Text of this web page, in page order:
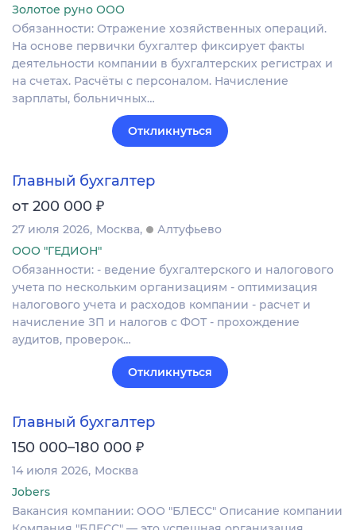
Золотое руно ООО
Обязанности: Отражение хозяйственных операций.
На основе первички бухгалтер фиксирует факты
деятельности компании в бухгалтерских регистрах и
на счетах. Расчёты с персоналом. Начисление
зарплаты, больничных…
Откликнуться
Главный бухгалтер
от 200 000 ₽
27 июля 2026 Москва
Алтуфьево
ООО "ГЕДИОН"
Обязанности: - ведение бухгалтерского и налогового
учета по нескольким организациям - оптимизация
налогового учета и расходов компании - расчет и
начисление ЗП и налогов с ФОТ - прохождение
аудитов, проверок…
Откликнуться
Главный бухгалтер
150 000–180 000 ₽
14 июля 2026 Москва
Jobers
Вакансия компании: ООО "БЛЕСС" Описание компании